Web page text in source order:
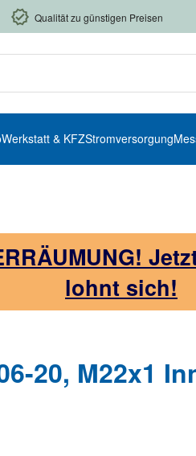
Qualität zu günstigen Preisen
Werkstatt & KFZStromversorgung
lohnt sich!
20, M22x1